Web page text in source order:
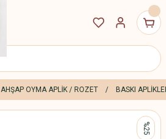
AHŞAP OYMA APLİK / ROZET BASKI
%25